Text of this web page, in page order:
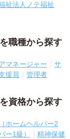
祉法人ノテ福祉
職種から探す
マネージャー
サ
援員 管理者
資格から探す
ホームヘルパー2
ー1級）
精神保健